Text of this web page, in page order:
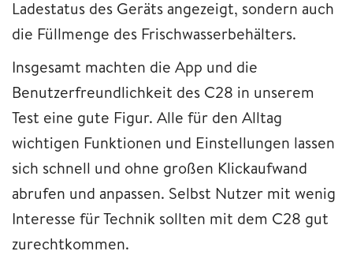
Ladestatus des Geräts angezeigt, sondern auch
die Füllmenge des Frischwasserbehälters.
Insgesamt machten die App und die
Benutzerfreundlichkeit des C28 in unserem
Test eine gute Figur. Alle für den Alltag
wichtigen Funktionen und Einstellungen lassen
sich schnell und ohne großen Klickaufwand
abrufen und anpassen. Selbst Nutzer mit wenig
Interesse für Technik sollten mit dem C28 gut
zurechtkommen.